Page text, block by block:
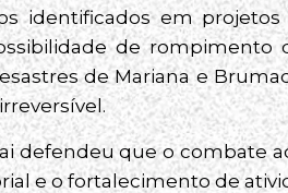
identificados em projetos
de rompimento
de Mariana e
defendeu que o combate
e o fortalecimento de